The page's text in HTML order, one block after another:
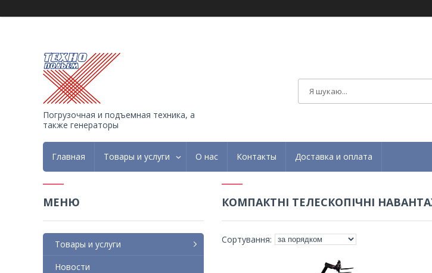
Погрузочная и подъемная техника, а
также генераторы
Главная Товары и услуги О нас Контакты Доставка и оплата
КОМПАКТНІ ТЕЛЕСКОПІЧНІ
Товары и услуги
Новости